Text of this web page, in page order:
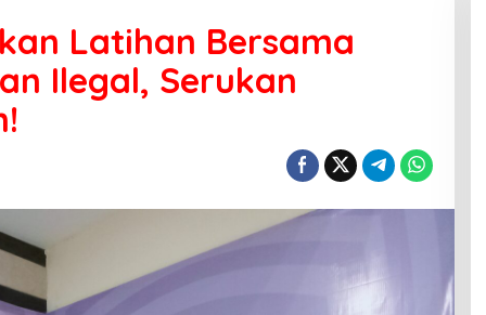
Latihan Bersama
Ilegal, Serukan